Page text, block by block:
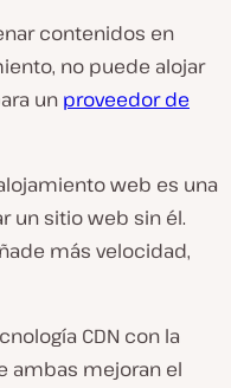
contenidos en
no puede alojar
un proveedor de
web es una
un sitio web sin él.
más velocidad,
CDN con la
ambas mejoran el